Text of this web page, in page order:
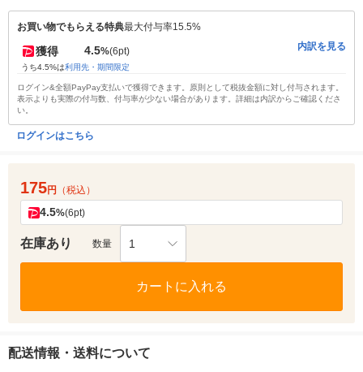
お買い物でもらえる特典最大付与率15.5%
獲得 4.5%(6pt)
うち4.5%は利用先・期間限定
内訳を見る
ログイン&全額PayPay支払いで獲得できます。原則として税抜金額に対し付与されます。
表示よりも実際の付与数、付与率が少ない場合があります。詳細は内訳からご確認くださ
い。
ログインはこちら
175円 （税込）
4.5%(6pt)
在庫あり 数量 1
カートに入れる
配送情報・送料について